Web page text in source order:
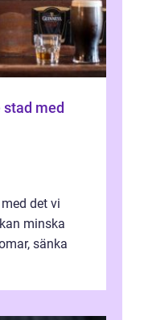
stad med
det vi
minska
sänka